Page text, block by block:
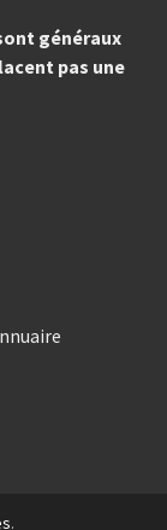
généraux
pas une
.